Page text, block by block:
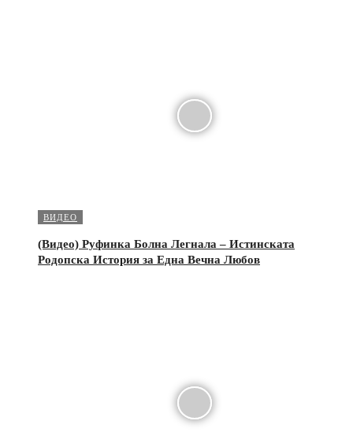
ВИДЕО
(Видео) Руфинка Болна Легнала – Истинската
Родопска История за Една Вечна Любов